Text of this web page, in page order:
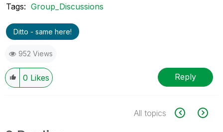
Tags: Group_Discussions
Ditto - same here!
952 Views
0 Likes Reply
All topics